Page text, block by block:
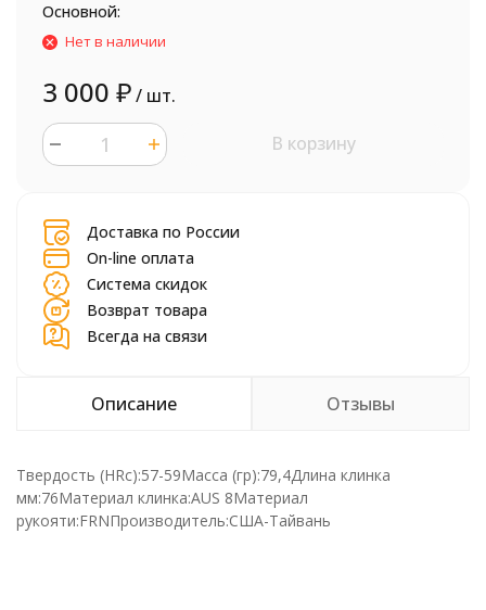
Основной:
Нет в наличии
3 000 ₽/ шт.
В корзину
Доставка по России
On-line оплата
Система скидок
Возврат товара
Всегда на связи
Описание Отзывы
Твердость (HRc):57-59Масса (гр):79,4Длина клинка
мм:76Материал клинка:AUS 8Материал
рукояти:FRNПроизводитель:США-Тайвань